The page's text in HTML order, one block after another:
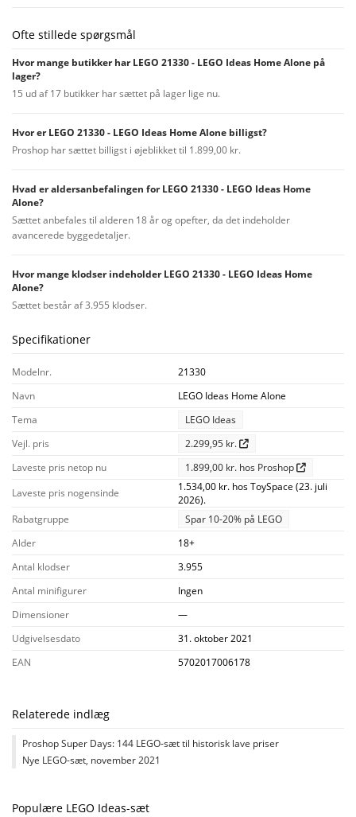
Ofte stillede spørgsmål
Hvor mange butikker har LEGO 21330 - LEGO Ideas Home Alone på
lager?
15 ud af 17 butikker har sættet på lager lige nu.
Hvor er LEGO 21330 - LEGO Ideas Home Alone billigst?
Proshop har sættet billigst i øjeblikket til 1.899,00 kr.
Hvad er aldersanbefalingen for LEGO 21330 - LEGO Ideas Home
Alone?
Sættet anbefales til alderen 18 år og opefter, da det indeholder
avancerede byggedetaljer.
Hvor mange klodser indeholder LEGO 21330 - LEGO Ideas Home
Alone?
Sættet består af 3.955 klodser.
Specifikationer
Modelnr.
21330
Navn
LEGO Ideas Home Alone
Tema
LEGO Ideas
Vejl. pris
2.299,95 kr.
Laveste pris netop nu
1.899,00 kr. hos Proshop
Laveste pris nogensinde
1.534,00 kr. hos ToySpace (23. juli
2026).
Rabatgruppe
Spar 10-20% på LEGO
Alder
18+
Antal klodser
3.955
Antal minifigurer
Ingen
Dimensioner
—
Udgivelsesdato
31. oktober 2021
EAN
5702017006178
Relaterede indlæg
Proshop Super Days: 144 LEGO-sæt til historisk lave priser
Nye LEGO-sæt, november 2021
Populære LEGO Ideas-sæt